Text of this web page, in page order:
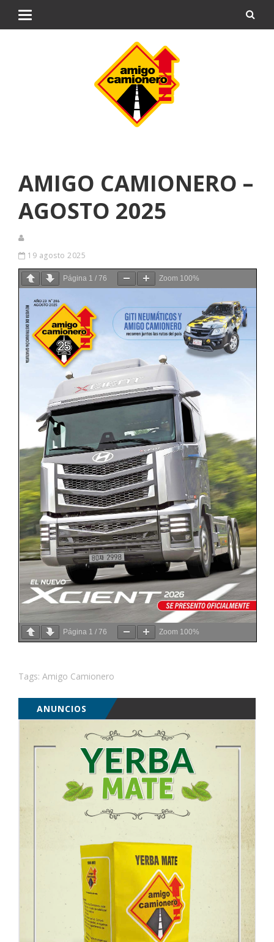
AMIGO CAMIONERO –
AGOSTO 2025
19 agosto 2025
Página 1 / 76 Zoom 100%
Página 1 / 76 Zoom 100%
Tags: Amigo Camionero
ANUNCIOS